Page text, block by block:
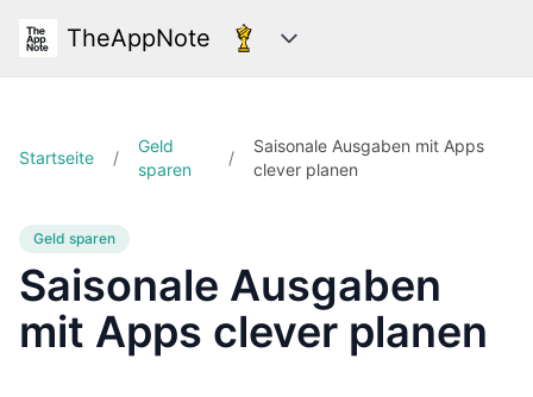
TheAppNote Kategorien
Startseite /
Geld
sparen
/
Saisonale Ausgaben mit Apps
clever planen
Geld sparen
Saisonale Ausgaben
mit Apps clever planen